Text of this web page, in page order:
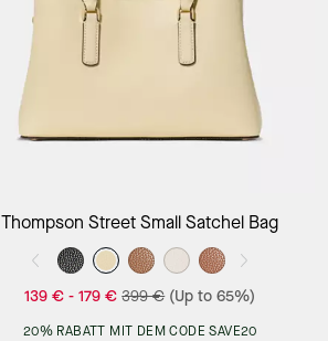
Add to Bag
Thompson Street Small Satchel Bag
139 € -179 € 399 € (Up to 65%)
20% RABATT MIT DEM CODE SAVE20